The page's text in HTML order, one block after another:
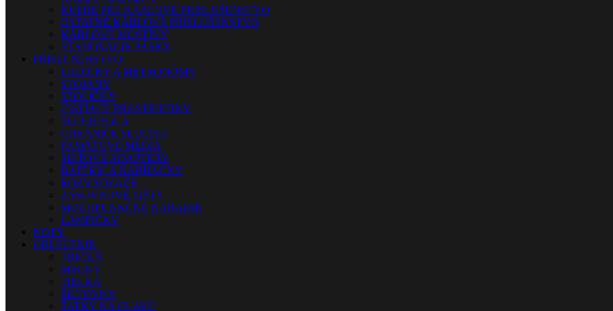
KUFRE PRE KÁBLOVÉ PRÍSLUŠENSTVO
OSTATNÉ KÁBLOVÉ PRÍSLUŠENSTVO
KÁBLOVÉ MOSTÍKY
SŤAHOVACIE PÁSKY
PRÍSLUŠENSTVO
LADIČKY A METRONÓMY
STOJANY
STOLIČKY
ČISTIACE PROSTRIEDKY
SLÚCHADLÁ
CHRÁNIČE SLUCHU
PAMÄŤOVÉ MÉDIÁ
SIEŤOVÉ ADAPTÉRY
BATÉRIE A NABÍJAČKY
ROZVÁDZAČE
ZÁSUVKOVÉ LIŠTY
MULTIFUNKČNÉ NÁRADIE
LAMPIČKY
NOTY
OBLEČENIE
TRIČKÁ
MIKINY
TIELKA
ŠILTOVKY
ŠATKY NA HLAVU